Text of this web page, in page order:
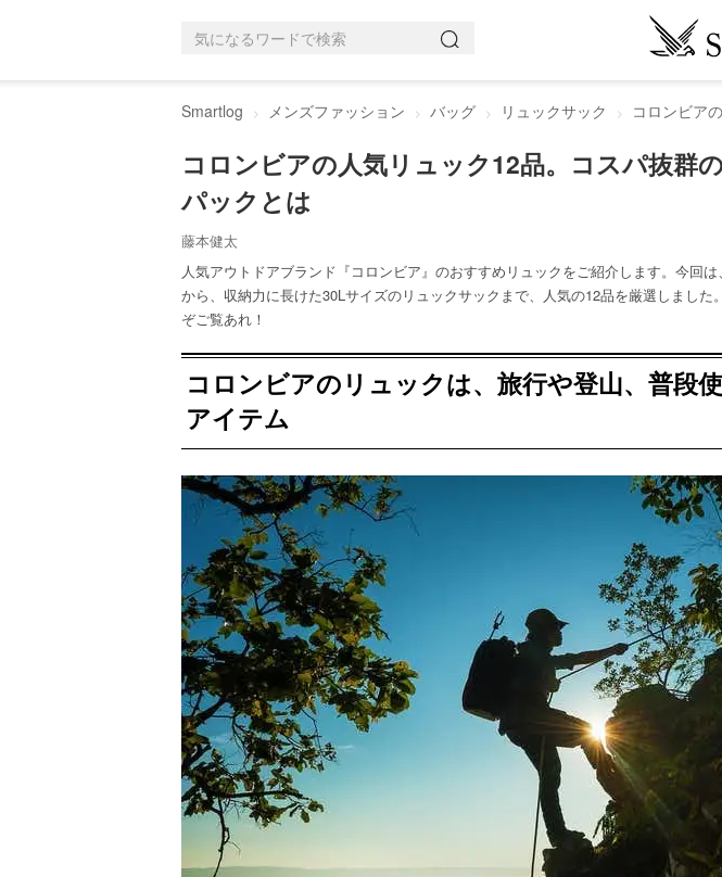
Smartlog メンズファッション バッグ リュックサック コロンビア
コロンビアの人気リュック12品。コスパ抜群
パックとは
藤本健太
人気アウトドアブランド『コロンビア』のおすすめリュックをご紹介します。今回
から、収納力に長けた30Lサイズのリュックサックまで、人気の12品を厳選しまし
ぞご覧あれ！
コロンビアのリュックは、旅行や登山、普段
アイテム